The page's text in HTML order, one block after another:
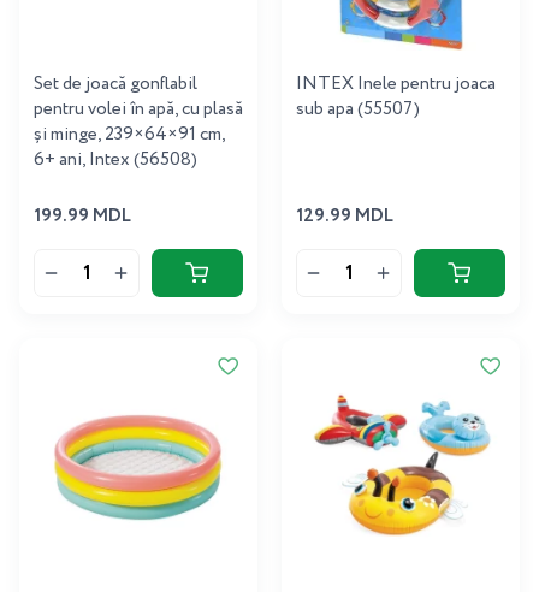
Set de joacă gonflabil
pentru volei în apă, cu plasă
și minge, 239×64×91 cm,
6+ ani, Intex (56508)
199.99 MDL
INTEX Inele pentru joaca
sub apa (55507)
129.99 MDL